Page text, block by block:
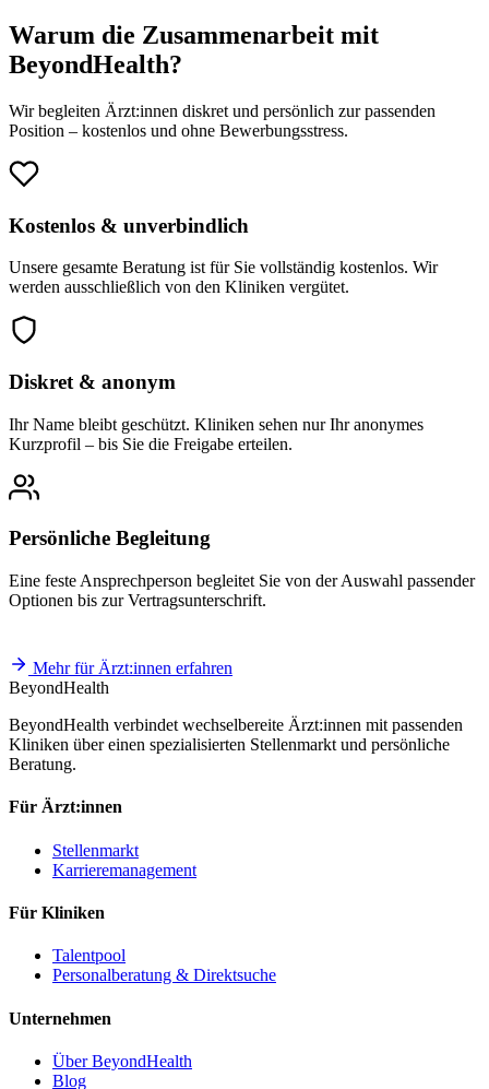
Warum die Zusammenarbeit mit
BeyondHealth?
Wir begleiten Ärzt:innen diskret und persönlich zur passenden
Position – kostenlos und ohne Bewerbungsstress.
Kostenlos & unverbindlich
Unsere gesamte Beratung ist für Sie vollständig kostenlos. Wir
werden ausschließlich von den Kliniken vergütet.
Diskret & anonym
Ihr Name bleibt geschützt. Kliniken sehen nur Ihr anonymes
Kurzprofil – bis Sie die Freigabe erteilen.
Persönliche Begleitung
Eine feste Ansprechperson begleitet Sie von der Auswahl passender
Optionen bis zur Vertragsunterschrift.
Mehr für Ärzt:innen erfahren
BeyondHealth
BeyondHealth verbindet wechselbereite Ärzt:innen mit passenden
Kliniken über einen spezialisierten Stellenmarkt und persönliche
Beratung.
Für Ärzt:innen
Stellenmarkt
Karrieremanagement
Für Kliniken
Talentpool
Personalberatung & Direktsuche
Unternehmen
Über BeyondHealth
Blog